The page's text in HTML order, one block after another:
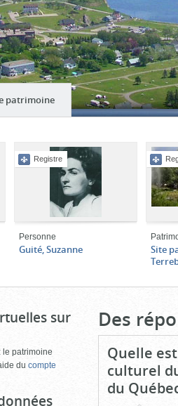
patrimoine(cliquer
pour
le
contenu)
Registre
Personne
Guité, Suzanne
Site
sur
le patrimoine
du compte
Des
Quelle
culturel
du